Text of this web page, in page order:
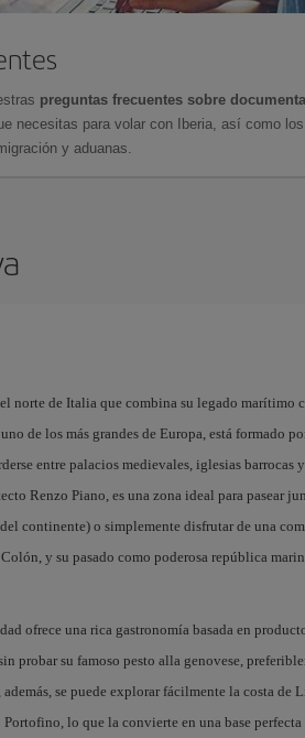
preguntas frecuentes sobre
necesitas para volar con Iberia, así como
y aduanas.
norte de Italia que combina su legado marítimo
de los más grandes de Europa, está formado
entre palacios medievales, iglesias barrocas
Renzo Piano, es una zona ideal para pasear
continente) o simplemente disfrutar de una
y su pasado como poderosa república
ofrece una rica gastronomía basada en
probar su famoso pesto alla genovese,
se puede explorar fácilmente la costa de
lo que la convierte en una base perfecta